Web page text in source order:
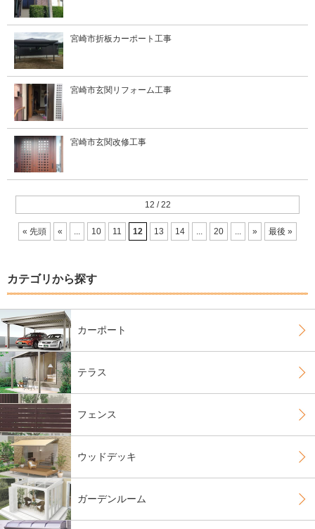
宮崎市折板カーポート工事
宮崎市玄関リフォーム工事
宮崎市玄関改修工事
12 / 22
« 先頭 « ... 10 11 12 13 14 ... 20 ... » 最後 »
カテゴリから探す
カーポート
テラス
フェンス
ウッドデッキ
ガーデンルーム